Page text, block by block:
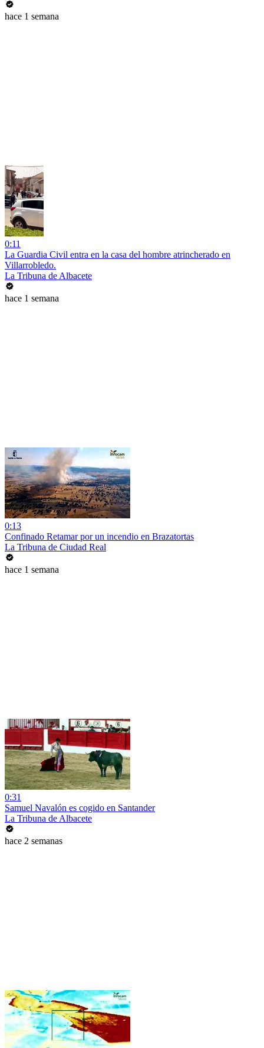
hace 1 semana
0:11
La Guardia Civil entra en la casa del hombre atrincherado en
Villarrobledo.
La Tribuna de Albacete
hace 1 semana
0:13
Confinado Retamar por un incendio en Brazatortas
La Tribuna de Ciudad Real
hace 1 semana
0:31
Samuel Navalón es cogido en Santander
La Tribuna de Albacete
hace 2 semanas